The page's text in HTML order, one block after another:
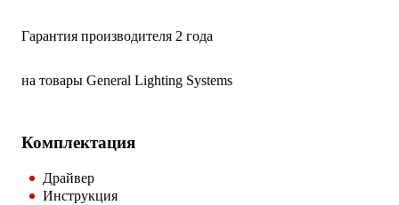
Гарантия производителя 2 года
на товары General Lighting Systems
Комплектация
Драйвер
Инструкция